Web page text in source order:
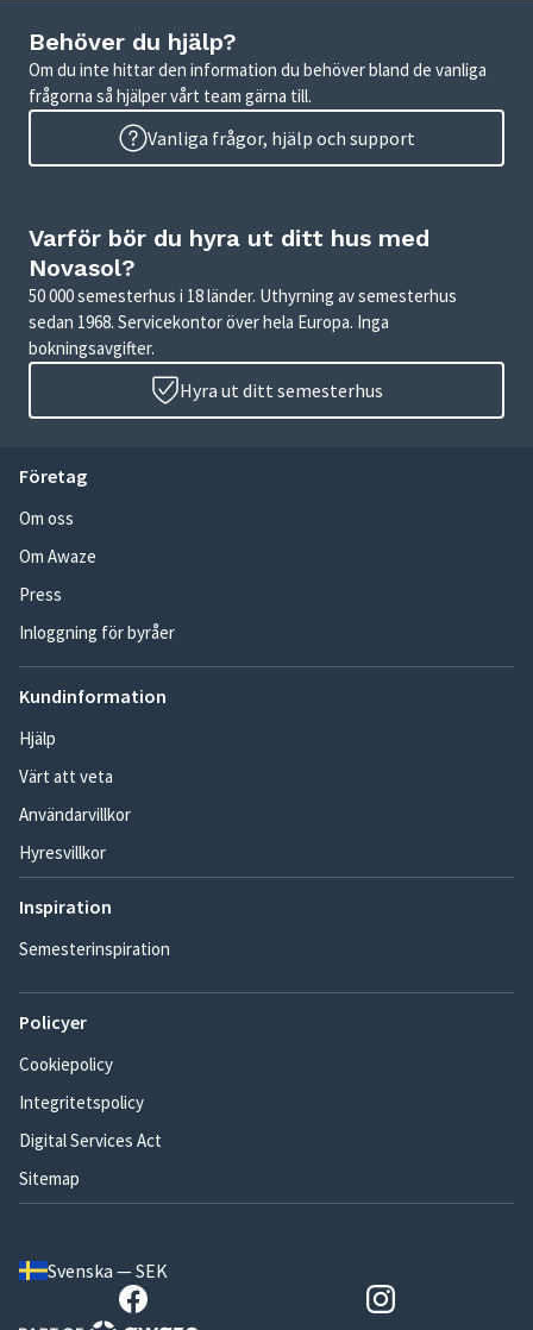
Behöver du hjälp?
Om du inte hittar den information du behöver bland de vanliga
frågorna så hjälper vårt team gärna till.
Vanliga frågor, hjälp och support
Varför bör du hyra ut ditt hus med
Novasol?
50 000 semesterhus i 18 länder. Uthyrning av semesterhus
sedan 1968. Servicekontor över hela Europa. Inga
bokningsavgifter.
Hyra ut ditt semesterhus
Företag
Om oss
Om Awaze
Press
Inloggning för byråer
Kundinformation
Hjälp
Värt att veta
Användarvillkor
Hyresvillkor
Inspiration
Semesterinspiration
Policyer
Cookiepolicy
Integritetspolicy
Digital Services Act
Sitemap
Svenska — SEK